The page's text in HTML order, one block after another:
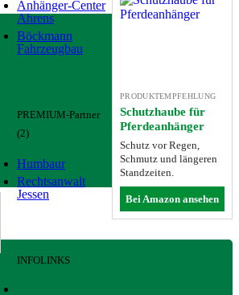
PRODUKTEMPFEHLUNG
Schutzhaube für
Pferdeanhänger
Schutz vor Regen,
Schmutz und längeren
Standzeiten.
Bei Amazon ansehen
Anhänger-Center
Ahrens
Böckmann
Fahrzeugbau
PREMIUM-Partner
(2)
Humbaur
Rechtsanwalt
Jessen
INFOLINKS